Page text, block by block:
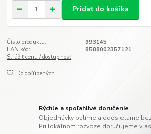
Pridať do košíka
Číslo produktu:
993145
EAN kód:
8588002357121
Strážiť cenu / dostupnosť
Do obľúbených
Rýchle a spoľahlivé doručenie
Objednávky balíme a odosielame
Pri lokálnom rozvoze doručujeme